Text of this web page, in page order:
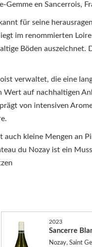
Gemme en Sancerrois,
für seine
im renommierten
Böden auszeichnet.
verwaltet, die eine
Wert auf nachhaltigen
von intensiven
auch kleine Mengen an
du Nozay ist ein
2023
Sancerre
Nozay, Saint